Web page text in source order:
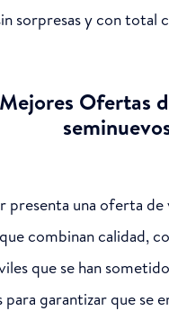
sorpresas y con total
Ofertas
presenta una oferta de
combinan calidad,
que se han
para garantizar que se